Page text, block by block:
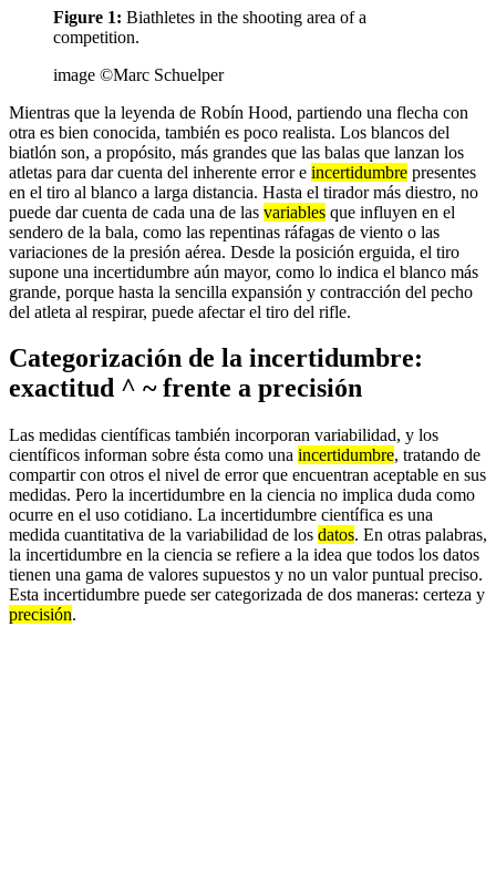
Figure 1: Biathletes in the shooting area of a
competition.
image ©Marc Schuelper
Mientras que la leyenda de Robín Hood, partiendo una flecha con
otra es bien conocida, también es poco realista. Los blancos del
biatlón son, a propósito, más grandes que las balas que lanzan los
atletas para dar cuenta del inherente error e incertidumbre presentes
en el tiro al blanco a larga distancia. Hasta el tirador más diestro, no
puede dar cuenta de cada una de las variables que influyen en el
sendero de la bala, como las repentinas ráfagas de viento o las
variaciones de la presión aérea. Desde la posición erguida, el tiro
supone una incertidumbre aún mayor, como lo indica el blanco más
grande, porque hasta la sencilla expansión y contracción del pecho
del atleta al respirar, puede afectar el tiro del rifle.
Categorización de la incertidumbre:
exactitud ^ ~ frente a precisión
Las medidas científicas también incorporan variabilidad, y los
científicos informan sobre ésta como una incertidumbre, tratando de
compartir con otros el nivel de error que encuentran aceptable en sus
medidas. Pero la incertidumbre en la ciencia no implica duda como
ocurre en el uso cotidiano. La incertidumbre científica es una
medida cuantitativa de la variabilidad de los datos. En otras palabras,
la incertidumbre en la ciencia se refiere a la idea que todos los datos
tienen una gama de valores supuestos y no un valor puntual preciso.
Esta incertidumbre puede ser categorizada de dos maneras: certeza y
precisión.